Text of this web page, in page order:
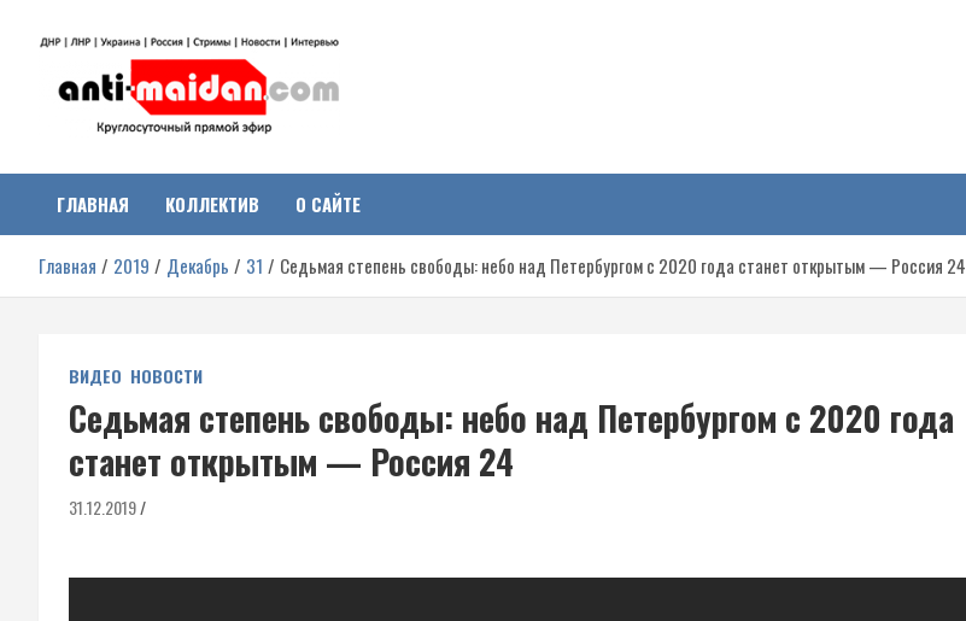
Антимайдан:
Гражданская война на
Украине
о гражданской войне на Украине, включая события в Новороссии,
ДНР, ЛНР и других регионах.
ГЛАВНАЯ КОЛЛЕКТИВ О САЙТЕ
Главная 2019 Декабрь 31 Седьмая степень свободы: небо над Петербургом с 2020 года станет открытым — Россия 24
ВИДЕО НОВОСТИ
Седьмая степень свободы: небо над Петербургом с 2020 года
станет открытым — Россия 24
31.12.2019